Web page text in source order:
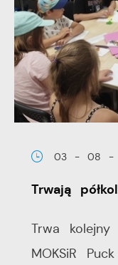
03 - 08 -
Trwają
Trwa
MOKSiR